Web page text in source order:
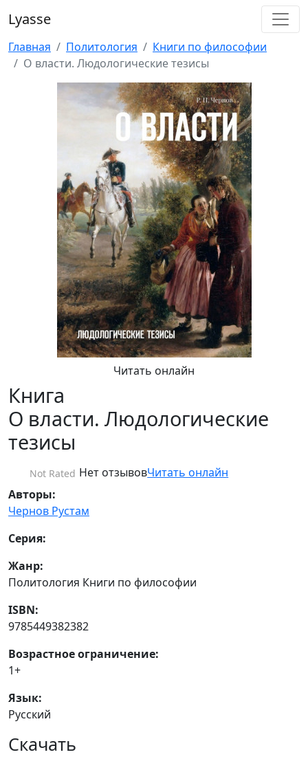
Lyasse
Главная Политология
Книги по философии
О власти. Людологические тезисы
Читать онлайн
Книга
О власти. Людологические
тезисы
Not Rated Нет отзывовЧитать онлайн
Авторы:
Чернов Рустам
Серия:
Жанр:
Политология Книги по философии
ISBN:
9785449382382
Возрастное ограничение:
1+
Язык:
Русский
Скачать